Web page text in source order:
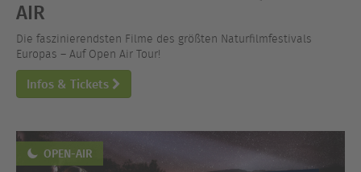
AIR
Die faszinierendsten Filme des größten Naturfilmfestivals
Europas – Auf Open Air Tour!
Infos & Tickets
OPEN-AIR